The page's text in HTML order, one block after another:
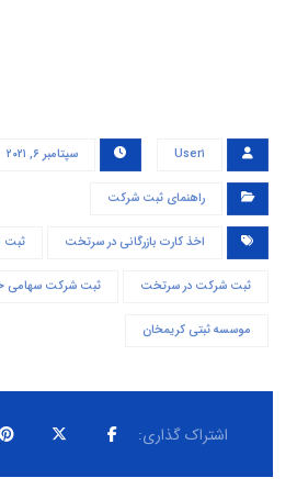
User۱ سپتامبر ۶, ۲۰۲۱
راهنمای ثبت شرکت
اخذ کارت بازرگانی در سرتخت ثبت
ثبت شرکت در سرتخت ثبت شرکت سهامی
موسسه ثبتی کریمخان